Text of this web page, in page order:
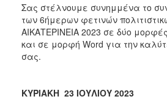
ΑΝΘΕΚΤΙΚΗ
ΠΟΛΗ
Σας στέλνουμε συνημμένα το
των 6ήμερων φετινών
ΑΙΚΑΤΕΡΙΝΕΙΑ 2023 σε δύο
και σε μορφή Word για την
σας.
ΚΥΡΙΑΚΗ 23 ΙΟΥΛΙΟΥ 2023